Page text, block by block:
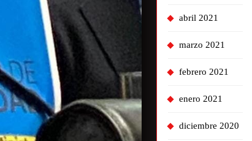
abril 2021
marzo 2021
febrero 2021
enero 2021
diciembre 2020